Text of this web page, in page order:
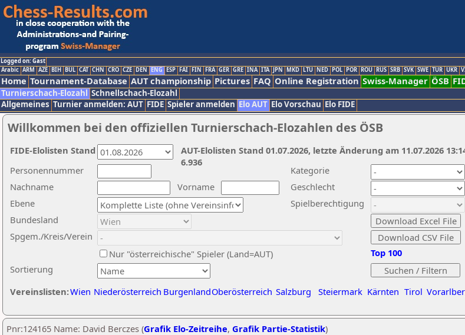
Logged on: Gast
Arabic ARM AZE BIH BUL CAT CHN CRO CZE DEN ENG ESP FAI FIN FRA GER GRE INA ITA JPN MKD LTU NED POL POR ROU RUS SRB SVK SWE TUR UKR
Home Tournament-Database AUT championship Pictures FAQ Online Registration Swiss-Manager ÖSB
Turnierschach-Elozahl Schnellschach-Elozahl
Allgemeines Turnier anmelden: AUT FIDE Spieler anmelden Elo AUT Elo Vorschau Elo FIDE
Willkommen bei den offiziellen Turnierschach-Elozahlen des ÖSB
Nachname
Vorname
Ebene
Kategorie
Sortierung
Personennummer
Bundesland
Spgem./Kreis/Verein
Geschlecht
Nur "österreichische" Spieler (Land=AUT)
Spielberechtigung
Vereinslisten:Wien Niederösterreich BurgenlandOberösterreich Salzburg Steiermark Kärnten Tirol
Top 100
AUT-Elolisten Stand 01.07.2026, letzte Änderung am 11.07.2026
6.936
FIDE-Elolisten Stand
Pnr:124165 Name: David Berczes (Grafik Elo-Zeitreihe, Grafik Partie-Statistik)